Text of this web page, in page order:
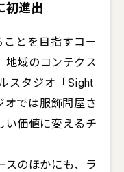
初進出
とを目指すコー
地域のコンテクス
スタジオ「Sight
オでは服飾問屋さ
い価値に変えるチ
スのほかにも、ラ